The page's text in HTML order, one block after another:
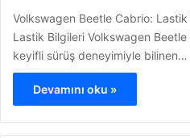
Volkswagen Beetle Cabrio: Lastik
Lastik Bilgileri Volkswagen Beetle
keyifli sürüş deneyimiyle bilinen…
Devamını oku »